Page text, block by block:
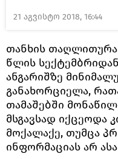
21 აგვისტო 2018, 16:44
თანხის
წლის
ანგარიშზე
განახორციელა,
თამაშებში
მსგავსად იქცეოდა
მოქალაქე, თუმცა
ინფორმაციას არ